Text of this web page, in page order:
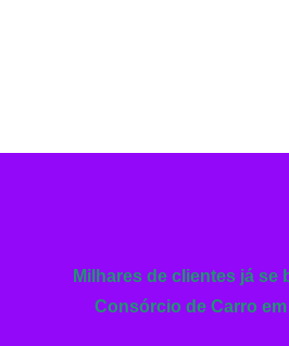
Milhares de clientes já se
Consórcio de Carro em